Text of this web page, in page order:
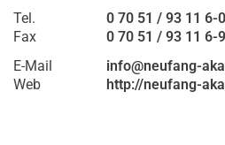
Tel.
0 70 51 / 93 11 6-0
Fax
0 70 51 / 93 11 6-
E-Mail
info@neufang-
Web
http://neufang-